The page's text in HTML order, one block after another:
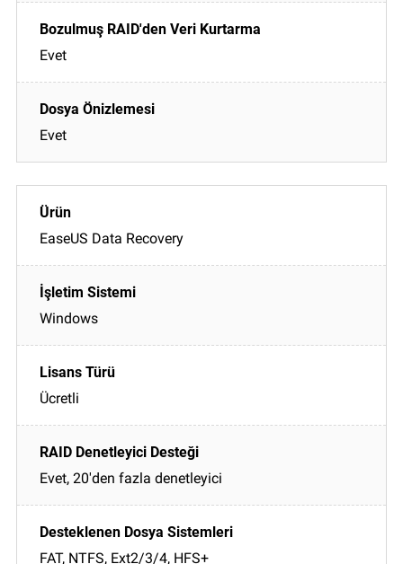
Evet
Evet
EaseUS Data Recovery
Windows
Ücretli
Evet, 20'den fazla denetleyici
FAT, NTFS, Ext2/3/4, HFS+